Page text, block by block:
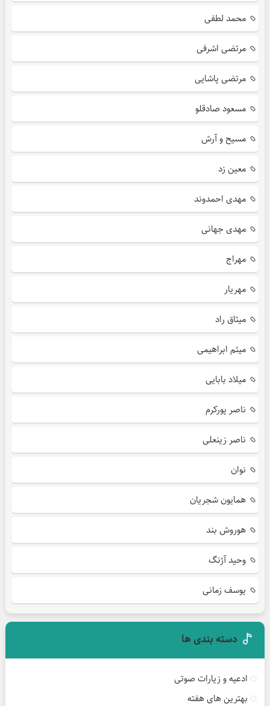
محمد لطفی
مرتضی اشرفی
مرتضی پاشایی
مسعود صادقلو
مسیح و آرش
معین زد
مهدی احمدوند
مهدی جهانی
مهراج
مهریار
میثاق راد
میثم ابراهیمی
میلاد بابایی
ناصر پورکرم
ناصر زینعلی
نوان
همایون شجریان
هوروش بند
وحید آژنگ
یوسف زمانی
دسته بندی ها
ادعیه و زیارات صوتی
بهترین های هفته